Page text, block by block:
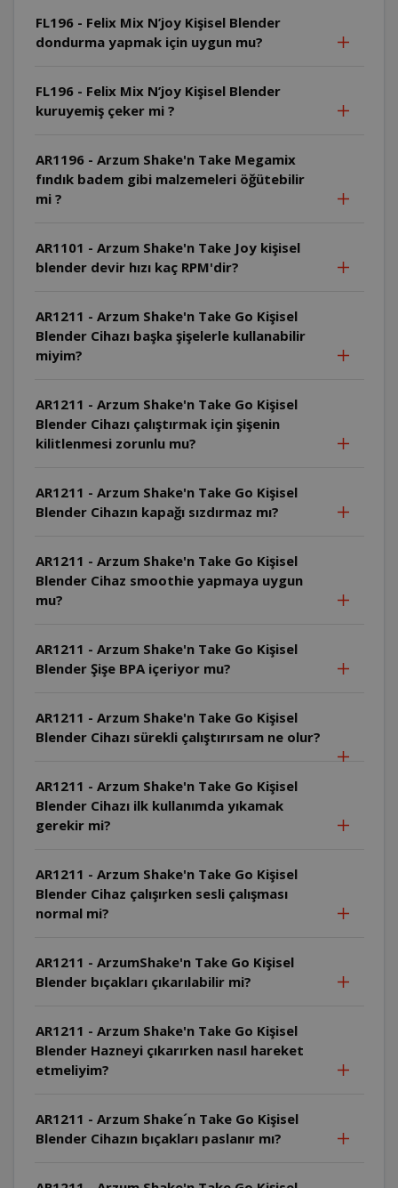
FL196 - Felix Mix N’joy Kişisel Blender
dondurma yapmak için uygun mu?
FL196 - Felix Mix N’joy Kişisel Blender
kuruyemiş çeker mi ?
AR1196 - Arzum Shake'n Take Megamix
fındık badem gibi malzemeleri öğütebilir
mi ?
AR1101 - Arzum Shake'n Take Joy kişisel
blender devir hızı kaç RPM'dir?
AR1211 - Arzum Shake'n Take Go Kişisel
Blender Cihazı başka şişelerle kullanabilir
miyim?
AR1211 - Arzum Shake'n Take Go Kişisel
Blender Cihazı çalıştırmak için şişenin
kilitlenmesi zorunlu mu?
AR1211 - Arzum Shake'n Take Go Kişisel
Blender Cihazın kapağı sızdırmaz mı?
AR1211 - Arzum Shake'n Take Go Kişisel
Blender Cihaz smoothie yapmaya uygun
mu?
AR1211 - Arzum Shake'n Take Go Kişisel
Blender Şişe BPA içeriyor mu?
AR1211 - Arzum Shake'n Take Go Kişisel
Blender Cihazı sürekli çalıştırırsam ne olur?
AR1211 - Arzum Shake'n Take Go Kişisel
Blender Cihazı ilk kullanımda yıkamak
gerekir mi?
AR1211 - Arzum Shake'n Take Go Kişisel
Blender Cihaz çalışırken sesli çalışması
normal mi?
AR1211 - ArzumShake'n Take Go Kişisel
Blender bıçakları çıkarılabilir mi?
AR1211 - Arzum Shake'n Take Go Kişisel
Blender Hazneyi çıkarırken nasıl hareket
etmeliyim?
AR1211 - Arzum Shake´n Take Go Kişisel
Blender Cihazın bıçakları paslanır mı?